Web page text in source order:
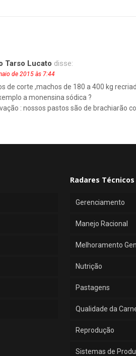
Tarso Lucato disse:
de 2015 às 7:44
de corte ,machos de 180 a 400 kg
a monensina sódica ?
: nossos pastos são de brachiarão
Radares Técnicos
Gerenciamento
Manejo Racional
Melhoramento
Nutrição
Pastagens
Qualidade da
Reprodução
Sistemas de